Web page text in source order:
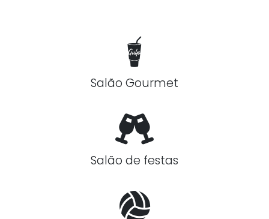
Salão Gourmet
Salão de festas